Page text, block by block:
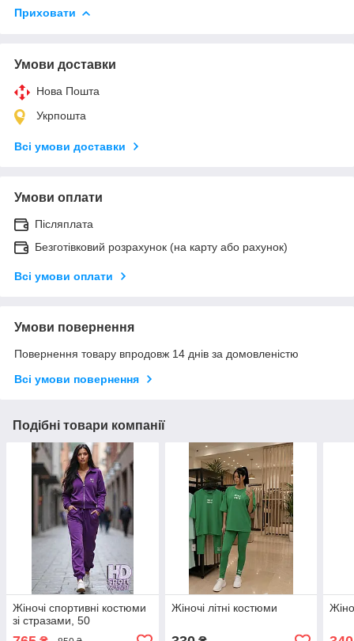
Приховати
Умови доставки
Нова Пошта
Укрпошта
Всі умови доставки
Умови оплати
Післяплата
Безготівковий розрахунок (на карту або рахунок)
Всі умови оплати
Умови повернення
Повернення товару впродовж 14 днів за домовленістю
Всі умови повернення
Подібні товари компанії
Жіночі спортивні костюми
зі стразами, 50
Жіночі літні костюми